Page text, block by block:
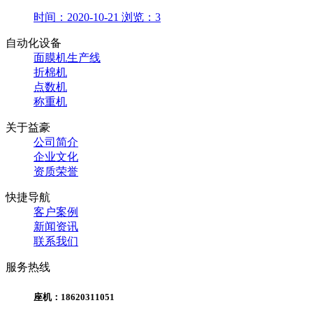
时间： 2020-10-21 浏览： 3
自动化设备
面膜机生产线
折棉机
点数机
称重机
关于益豪
公司简介
企业文化
资质荣誉
快捷导航
客户案例
新闻资讯
联系我们
服务热线
座机：18620311051